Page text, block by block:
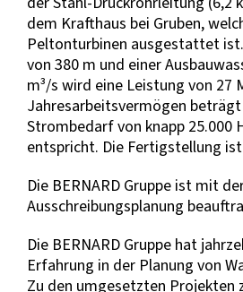
dem Krafthaus bei Gruben,
Peltonturbinen ausgestattet
von 380 m und einer
m³/s wird eine Leistung von 27
Jahresarbeitsvermögen beträgt
Strombedarf von knapp 25.000
entspricht. Die Fertigstellung
Die BERNARD Gruppe ist mit
Ausschreibungsplanung
Die BERNARD Gruppe hat
Erfahrung in der Planung von
Zu den umgesetzten Projekten